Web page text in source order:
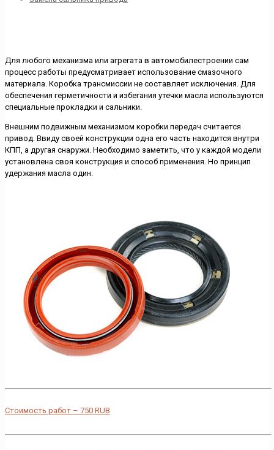
Для любого механизма или агрегата в автомобилестроении сам
процесс работы предусматривает использование смазочного
материала. Коробка трансмиссии не составляет исключения. Для
обеспечения герметичности и избегания утечки масла используются
специальные прокладки и сальники.
Внешним подвижным механизмом коробки передач считается
привод. Ввиду своей конструкции одна его часть находится внутри
КПП, а другая снаружи. Необходимо заметить, что у каждой модели
установлена своя конструкция и способ применения. Но принцип
удержания масла один.
Стоимость работ – 750 RUB